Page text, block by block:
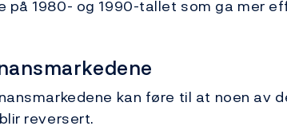
på 1980- og 1990-tallet som ga mer
kan føre til at noen av
reversert.